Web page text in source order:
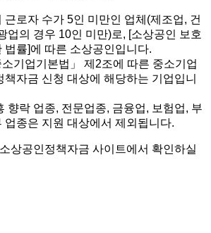
근로자 수가 5인 미만인 업체(제조업, 건
업의 경우 10인 미만)로, [소상공인 보호
법률]에 따른 소상공인입니다.
소기업기본법」 제2조에 따른 중소기업
책자금 신청 대상에 해당하는 기업입니
향락 업종, 전문업종, 금융업, 보험업, 부
업종은 지원 대상에서 제외됩니다.
상공인정책자금 사이트에서 확인하실